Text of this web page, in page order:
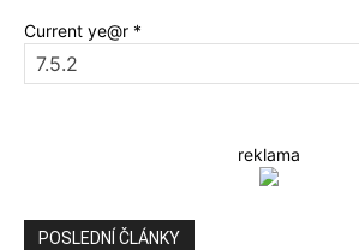
Current ye@r *
reklama
POSLEDNÍ ČLÁNKY